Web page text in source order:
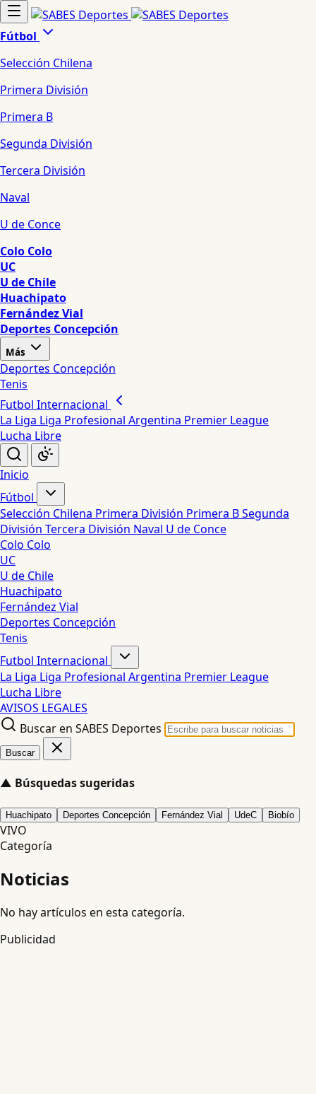
Fútbol
Selección Chilena
Primera División
Primera B
Segunda División
Tercera División
Naval
U de Conce
Colo Colo
UC
U de Chile
Huachipato
Fernández Vial
Deportes Concepción
Más
Deportes Concepción
Tenis
Futbol Internacional
La Liga Liga Profesional Argentina Premier League
Lucha Libre
Inicio
Fútbol
Selección Chilena Primera División Primera BSegunda
División Tercera División Naval U de Conce
Colo Colo
UC
U de Chile
Huachipato
Fernández Vial
Deportes Concepción
Tenis
Futbol Internacional
La Liga Liga Profesional Argentina Premier League
Lucha Libre
AVISOS LEGALES
Buscar en SABES Deportes
Buscar
▲ Búsquedas sugeridas
Huachipato Deportes Concepción Fernández Vial UdeC Biobío
VIVO
Categoría
Noticias
No hay artículos en esta categoría.
Publicidad